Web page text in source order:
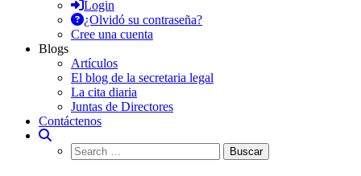
Login
¿Olvidó su contraseña?
Cree una cuenta
Blogs
Artículos
El blog de la secretaria legal
La cita diaria
Juntas de Directores
Contáctenos